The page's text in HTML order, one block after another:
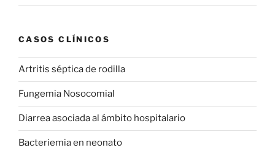
CASOS CLÍNICOS
Artritis séptica de rodilla
Fungemia Nosocomial
Diarrea asociada al ámbito hospitalario
Bacteriemia en neonato